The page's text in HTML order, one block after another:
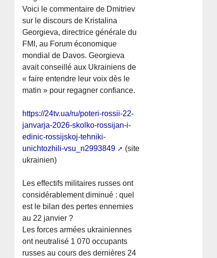
Voici le commentaire de Dmitriev
sur le discours de Kristalina
Georgieva, directrice générale du
FMI, au Forum économique
mondial de Davos. Georgieva
avait conseillé aux Ukrainiens de
« faire entendre leur voix dès le
matin » pour regagner confiance.
https://24tv.ua/ru/poteri-rossii-22-
janvarja-2026-skolko-rossijan-i-
edinic-rossijskoj-tehniki-
unichtozhili-vsu_n2993849
(site
ukrainien)
Les effectifs militaires russes ont
considérablement diminué : quel
est le bilan des pertes ennemies
au 22 janvier ?
Les forces armées ukrainiennes
ont neutralisé 1 070 occupants
russes au cours des dernières 24